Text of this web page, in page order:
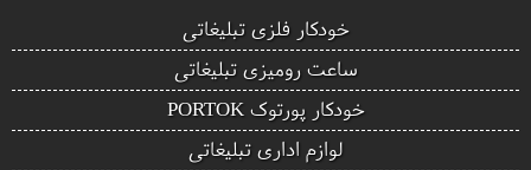
خودکار فلزی تبلیغاتی
ساعت رومیزی تبلیغاتی
خودکار پورتوک PORTOK
لوازم اداری تبلیغاتی